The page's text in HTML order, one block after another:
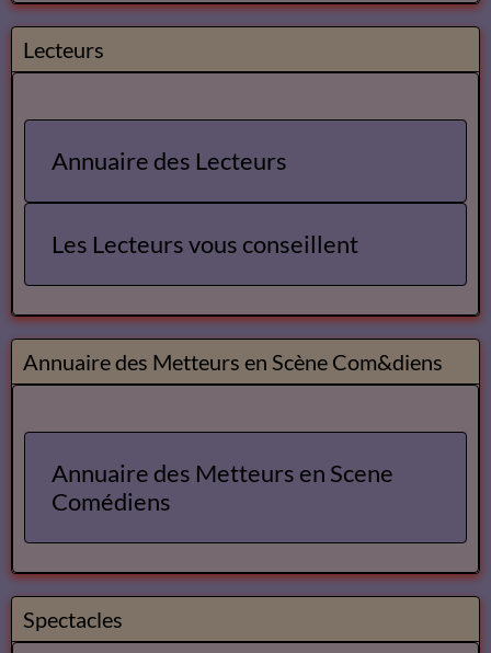
Lecteurs
Annuaire des Lecteurs
Les Lecteurs vous conseillent
Annuaire des Metteurs en Scène Com&diens
Annuaire des Metteurs en Scene
Comédiens
Spectacles